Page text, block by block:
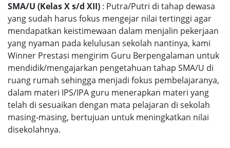
SMA/U (Kelas X s/d XII) : Putra/Putri di tahap dewasa
yang sudah harus fokus mengejar nilai tertinggi agar
mendapatkan keistimewaan dalam menjalin pekerjaan
yang nyaman pada kelulusan sekolah nantinya, kami
Winner Prestasi mengirim Guru Berpengalaman untuk
mendidik/mengajarkan pengetahuan tahap SMA/U di
ruang rumah sehingga menjadi fokus pembelajaranya,
dalam materi IPS/IPA guru menerapkan materi yang
telah di sesuaikan dengan mata pelajaran di sekolah
masing-masing, bertujuan untuk meningkatkan nilai
disekolahnya.